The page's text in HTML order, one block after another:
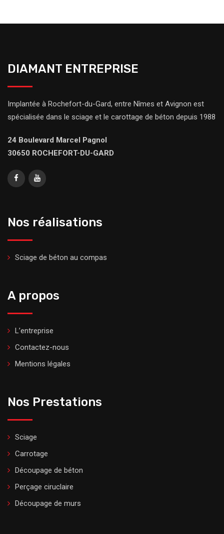
DIAMANT ENTREPRISE
Implantée à Rochefort-du-Gard, entre Nîmes et Avignon est
spécialisée dans le sciage et le carottage de béton depuis 1988
24 Boulevard Marcel Pagnol
30650 ROCHEFORT-DU-GARD
Nos réalisations
Sciage de béton au compas
A propos
L’entreprise
Contactez-nous
Mentions légales
Nos Prestations
Sciage
Carrotage
Découpage de béton
Perçage ciruclaire
Découpage de murs